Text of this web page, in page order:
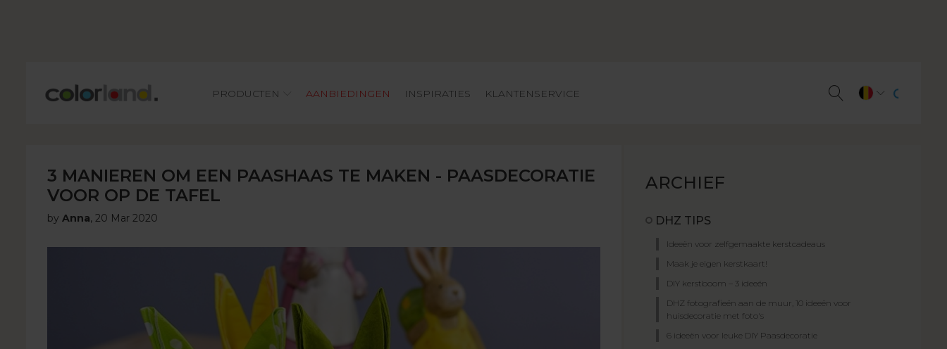
Main
PRODUCTEN AANBIEDINGEN INSPIRATIES KLANTENSERVICE
3 MANIEREN OM EEN PAASHAAS TE MAKEN - PAASDECORATIE
VOOR OP DE TAFEL
by Anna, 20 Mar 2020
ARCHIEF
DHZ TIPS
Ideeën voor zelfgemaakte kerstcadeaus
Maak je eigen kerstkaart!
DIY kerstboom – 3 ideeën
DHZ fotografieën aan de muur, 10 ideeën voor
huisdecoratie met foto's
6 ideeën voor leuke DIY Paasdecoratie